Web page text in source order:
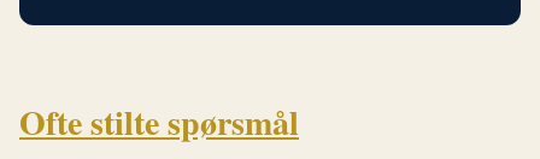
Ofte stilte spørsmål